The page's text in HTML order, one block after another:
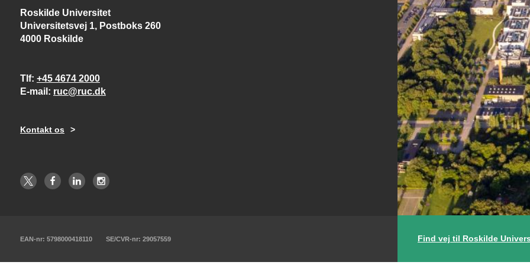
Roskilde Universitet
Universitetsvej 1, Postboks 260
4000 Roskilde
Tlf +45 4674 2000
E-mail
ruc@ruc.dk
Kontakt os
EAN-nr: 5798000418110 SE/CVR-nr: 29057559 Find vej til Roskilde